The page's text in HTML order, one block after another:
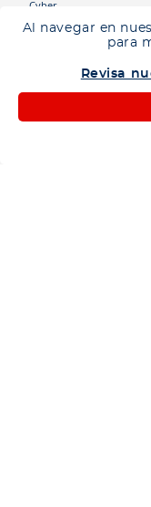
Al navegar en
para
Revisa
Cyber